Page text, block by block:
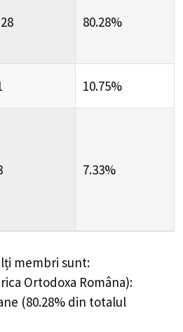
80.28%
10.75%
7.33%
membri sunt:
Ortodoxa Româna):
(80.28% din totalul